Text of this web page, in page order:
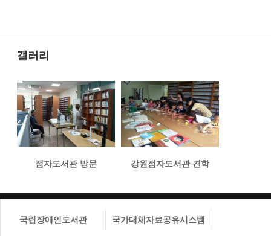
갤러리
점자도서관 방문 강원점자도서관 견학
국립장애인도서관 국가대체자료공유시스템